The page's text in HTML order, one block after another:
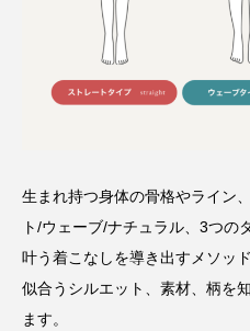
⽣まれ持つ⾝体の⾻格やライン
ト/ウェーブ/ナチュラル、3つの
叶う着こなしを導き出すメソッド
似合うシルエット、素材、柄を
ます。